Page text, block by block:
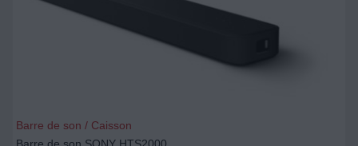
Barre de son / Caisson